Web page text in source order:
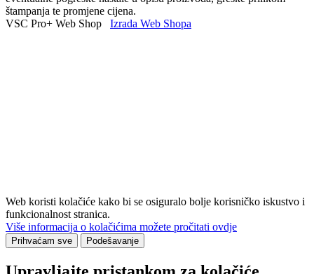
štampanja te promjene cijena.
VSC Pro+ Web Shop Izrada Web Shopa
Web koristi kolačiće kako bi se osiguralo bolje korisničko iskustvo i
funkcionalnost stranica.
Više informacija o kolačićima možete pročitati ovdje
Prihvaćam sve Podešavanje